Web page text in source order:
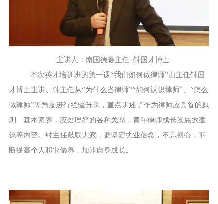
主讲人：南国德赛主任 钟国才博士
本次英才培训班的第一课“我们如何做律师”由主任钟国
才博士主讲。钟主任从“为什么当律师”“如何认识律师”、“怎么
做律师”等角度进行经验分享，重点讲述了作为律师应具备的原
则、基本素养，应处理好的各种关系，青年律师成长发展的建
议等内容。钟主任鼓励大家，要坚定执业信念，不忘初心，不
断提高个人职业修养，加速自身成长。